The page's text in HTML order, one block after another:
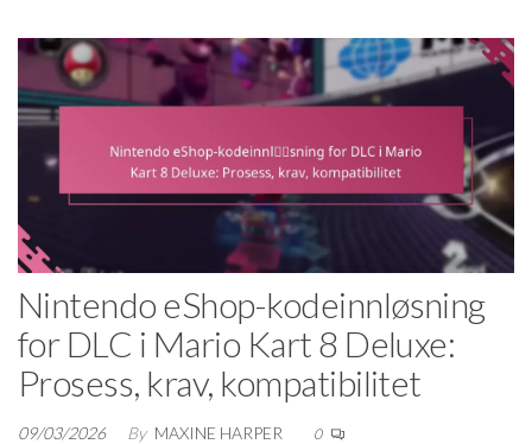
Nintendo eShop-kodeinnløsning
for DLC i Mario Kart 8 Deluxe:
Prosess, krav, kompatibilitet
09/03/2026 By MAXINE HARPER 0